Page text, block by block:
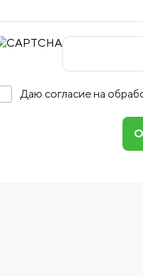
Даю согласие на